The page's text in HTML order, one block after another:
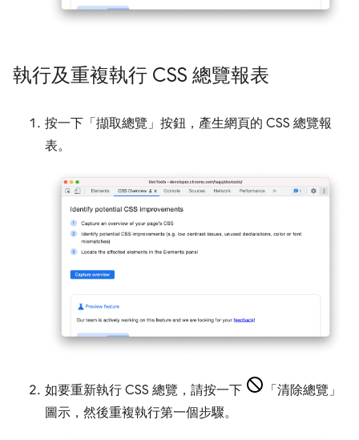
執行及重複執行 CSS 總覽報表
按一下「擷取總覽」 按鈕，產生網頁的 CSS 總覽報
表。
如要重新執行 CSS 總覽，請按一下
「清除總覽」
圖示，然後重複執行第一個步驟。